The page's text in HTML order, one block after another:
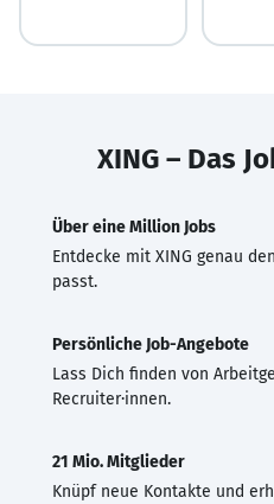
XING – Das
Über eine Million Jobs
Entdecke mit XING genau
passt.
Persönliche Job-Angebote
Lass Dich finden von
Recruiter·innen.
21 Mio. Mitglieder
Knüpf neue Kontakte und